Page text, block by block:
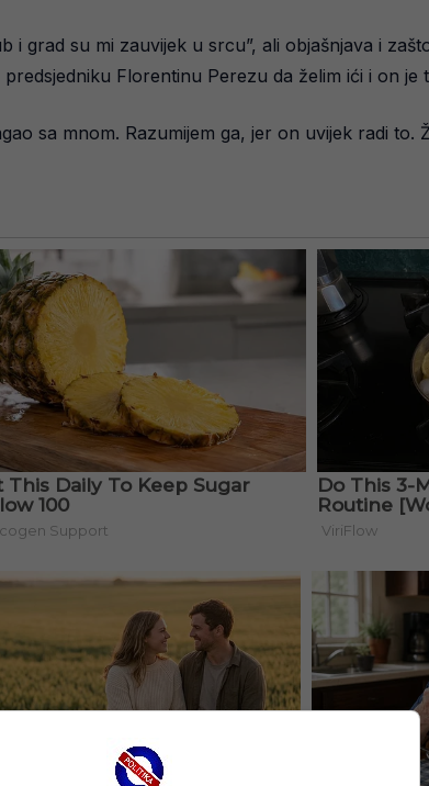
i grad su mi zauvijek u srcu”, ali objašnjava i
Florentinu Perezu da želim ići i on je
sa mnom. Razumijem ga, jer on uvijek radi to.